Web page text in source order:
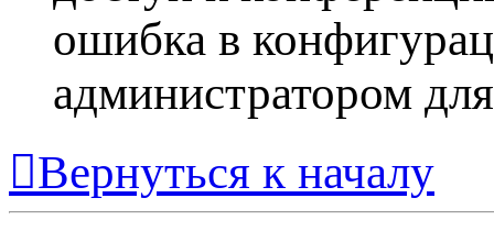
ошибка в
администратором
Вернуться к началу